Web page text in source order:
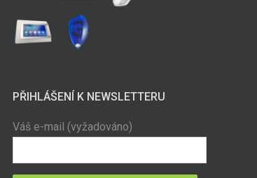
PŘIHLÁŠENÍ K NEWSLETTERU
Váš e-mail (vyžadováno)